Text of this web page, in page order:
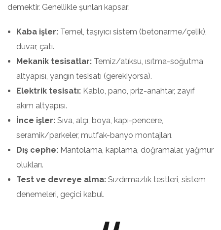
demektir. Genellikle şunları kapsar:
Kaba işler: Temel, taşıyıcı sistem (betonarme/çelik),
duvar, çatı.
Mekanik tesisatlar: Temiz/atıksu, ısıtma-soğutma
altyapısı, yangın tesisatı (gerekiyorsa).
Elektrik tesisatı: Kablo, pano, priz-anahtar, zayıf
akım altyapısı.
İnce işler: Sıva, alçı, boya, kapı-pencere,
seramik/parkeler, mutfak-banyo montajları.
Dış cephe: Mantolama, kaplama, doğramalar, yağmur
olukları.
Test ve devreye alma: Sızdırmazlık testleri, sistem
denemeleri, geçici kabul.